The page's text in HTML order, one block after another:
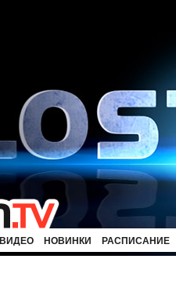
ВИДЕО НОВИНКИ РАСПИСАНИЕ